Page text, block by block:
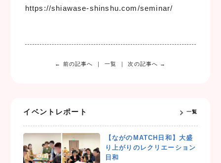
https://shiawase-shinshu.com/seminar/
← 前の記事へ 一覧 次の記事へ →
イベントレポート 一覧
【ながのMATCH日和】大盛
り上がりのレクリエーション
日和